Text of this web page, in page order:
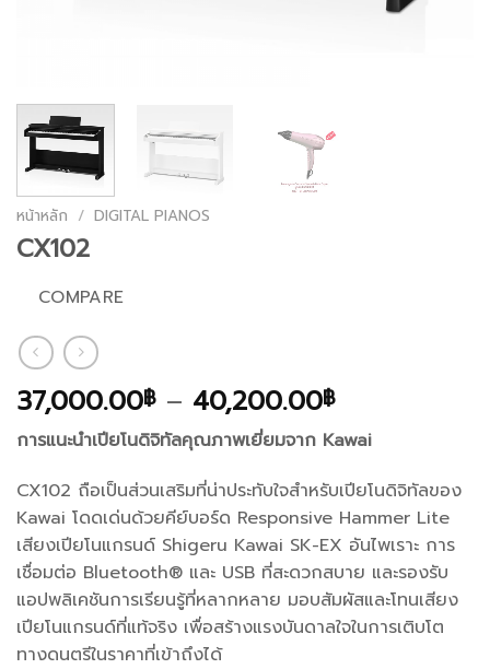
หน้าหลัก / DIGITAL PIANOS
CX102
COMPARE
37,000.00฿ – 40,200.00฿Price
range:
37,000.00฿
through
40,200.00฿
การแนะนำเปียโนดิจิทัลคุณภาพเยี่ยมจาก Kawai
CX102 ถือเป็นส่วนเสริมที่น่าประทับใจสำหรับเปียโนดิจิทัลของ
Kawai โดดเด่นด้วยคีย์บอร์ด Responsive Hammer Lite
เสียงเปียโนแกรนด์ Shigeru Kawai SK-EX อันไพเราะ การ
เชื่อมต่อ Bluetooth® และ USB ที่สะดวกสบาย และรองรับ
แอปพลิเคชันการเรียนรู้ที่หลากหลาย มอบสัมผัสและโทนเสียง
เปียโนแกรนด์ที่แท้จริง เพื่อสร้างแรงบันดาลใจในการเติบโต
ทางดนตรีในราคาที่เข้าถึงได้